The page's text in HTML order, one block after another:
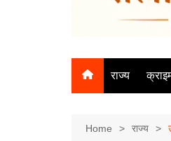
राज्य
Home राज्य